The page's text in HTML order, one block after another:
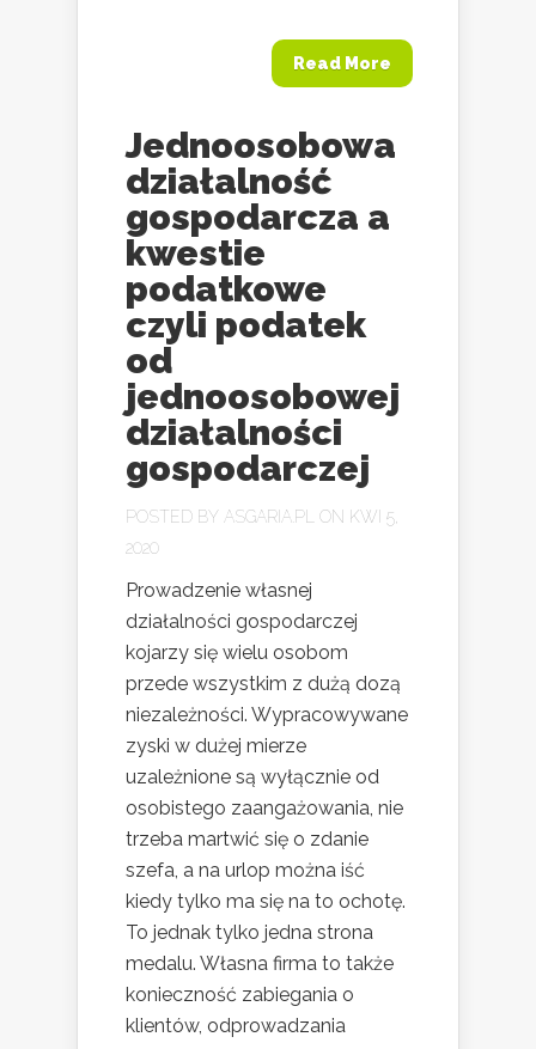
Read More
Jednoosobowa
działalność
gospodarcza a
kwestie
podatkowe
czyli podatek
od
jednoosobowej
działalności
gospodarczej
POSTED BY ASGARIA.PL
ON KWI 5,
2020
Prowadzenie własnej
działalności gospodarczej
kojarzy się wielu osobom
przede wszystkim z dużą dozą
niezależności. Wypracowywane
zyski w dużej mierze
uzależnione są wyłącznie od
osobistego zaangażowania, nie
trzeba martwić się o zdanie
szefa, a na urlop można iść
kiedy tylko ma się na to ochotę.
To jednak tylko jedna strona
medalu. Własna firma to także
konieczność zabiegania o
klientów, odprowadzania